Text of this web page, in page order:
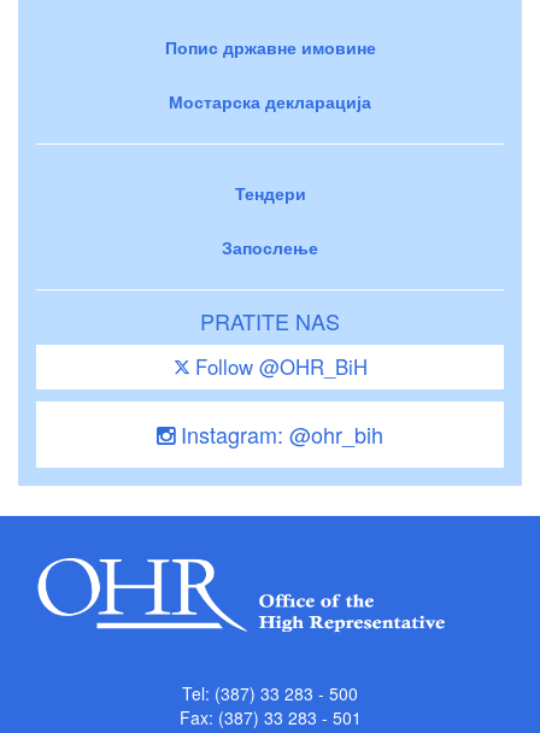
Попис државне имовине
Мостарска декларација
Тендери
Запослење
PRATITE NAS
Follow @OHR_BiH
Instagram: @ohr_bih
Tel: (387) 33 283 - 500
Fax: (387) 33 283 - 501